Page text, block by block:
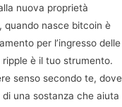
nuova proprietà
quando nasce bitcoin è
per l’ingresso delle
è il tuo strumento.
senso secondo te, dove
una sostanza che aiuta